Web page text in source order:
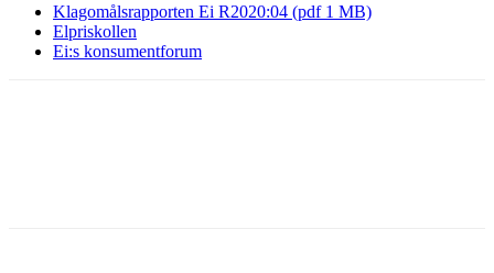
Klagomålsrapporten Ei R2020:04 (pdf 1 MB)
Elpriskollen
Ei:s konsumentforum